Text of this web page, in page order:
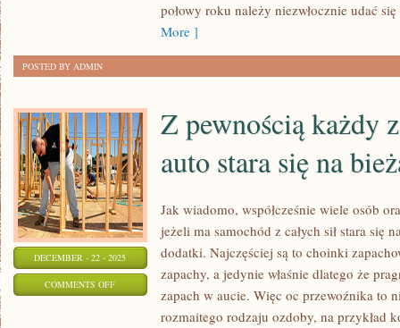
połowy roku należy niezwłocznie udać
More ]
POSTED BY ADMIN
DECEMBER - 22 - 2025
COMMENTS OFFON
Z pewnością każdy
auto stara się na
Jak wiadomo, współcześnie wiele osób
jeżeli ma samochód z całych sił stara się
dodatki. Najczęściej są to choinki
zapachy, a jedynie właśnie dlatego że
zapach w aucie. Więc oc przewoźnika to
rozmaitego rodzaju ozdoby, na przykład